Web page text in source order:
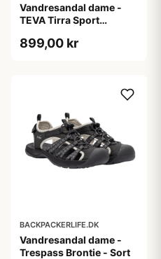
Vandresandal dame -
TEVA Tirra Sport
899,00 kr
BACKPACKERLIFE.DK
Vandresandal dame -
Trespass Brontie - Sort